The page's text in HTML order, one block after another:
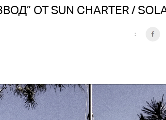
SUN CHARTER /
: